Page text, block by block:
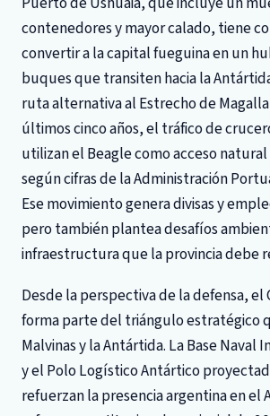
contenedores y mayor calado, tiene
convertir a la capital fueguina en un
buques que transiten hacia la
ruta alternativa al Estrecho de
últimos cinco años, el tráfico de
utilizan el Beagle como acceso
según cifras de la Administración
Ese movimiento genera divisas y
pero también plantea desafíos
infraestructura que la provincia debe
Desde la perspectiva de la defensa, el
forma parte del triángulo estratégico
Malvinas y la Antártida. La Base Naval
y el Polo Logístico Antártico
refuerzan la presencia argentina en el